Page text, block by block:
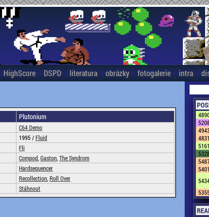
HighScore DSPD literatura obrázky fotogalerie intra
Plutonium
C64 Demo
1995 /Fluid
Fli
Compod Gaston The Syndrom
Hardsequencer
Recollection Roll Over
Stáhnout